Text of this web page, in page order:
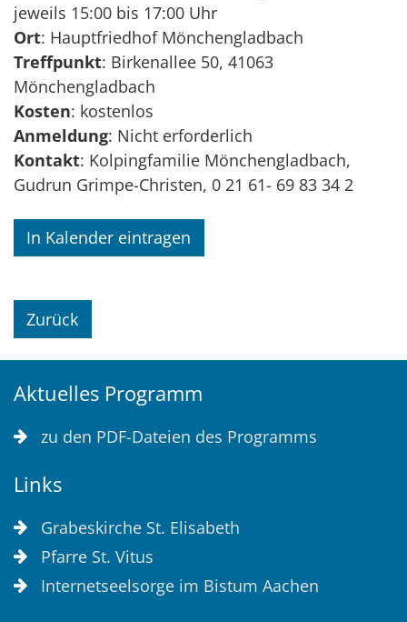
jeweils 15:00 bis 17:00 Uhr
Ort: Hauptfriedhof Mönchengladbach
Treffpunkt: Birkenallee 50, 41063
Mönchengladbach
Kosten: kostenlos
Anmeldung: Nicht erforderlich
Kontakt: Kolpingfamilie Mönchengladbach,
Gudrun Grimpe-Christen, 0 21 61- 69 83 34 2
In Kalender eintragen
Zurück
Aktuelles Programm
zu den PDF-Dateien des Programms
Links
Grabeskirche St. Elisabeth
Pfarre St. Vitus
Internetseelsorge im Bistum Aachen